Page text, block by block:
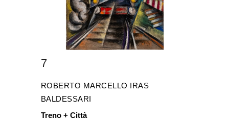
7
ROBERTO MARCELLO IRAS
BALDESSARI
Treno + Città